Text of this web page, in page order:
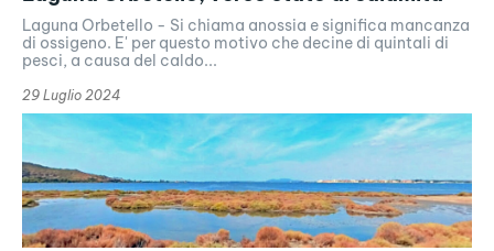
Laguna Orbetello - Si chiama anossia e significa mancanza
di ossigeno. E' per questo motivo che decine di quintali di
pesci, a causa del caldo...
29 Luglio 2024